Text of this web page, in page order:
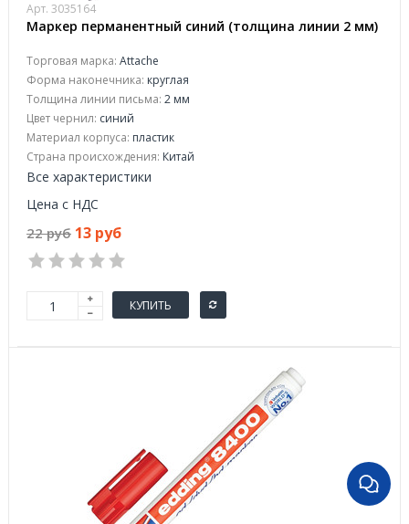
Арт. 3035164
Маркер перманентный синий (толщина линии 2 мм)
Торговая марка: Attache
Форма наконечника: круглая
Толщина линии письма: 2 мм
Цвет чернил: синий
Материал корпуса: пластик
Страна происхождения: Китай
Все характеристики
Цена с НДС
22 руб 13 руб
КУПИТЬ